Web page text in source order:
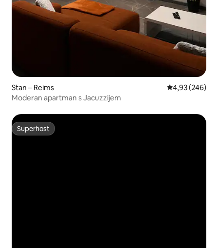
Stan – Reims Prosječna
4,93 (246)
Moderan apartman s Jacuzzijem
Superhost
Superhost